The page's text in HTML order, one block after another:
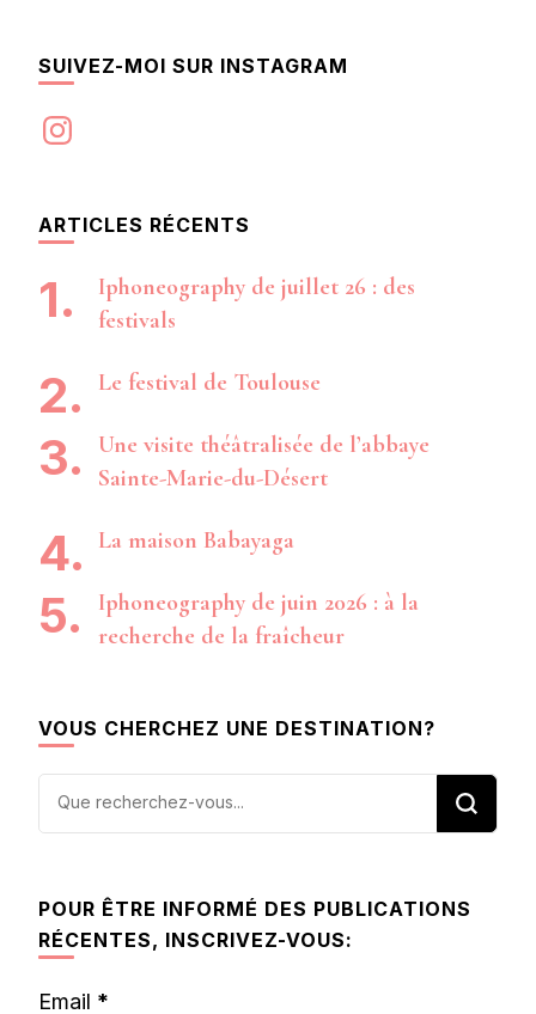
SUIVEZ-MOI SUR INSTAGRAM
Instagram
ARTICLES RÉCENTS
Iphoneography de juillet 26 : des
festivals
Le festival de Toulouse
Une visite théâtralisée de l’abbaye
Sainte-Marie-du-Désert
La maison Babayaga
Iphoneography de juin 2026 : à la
recherche de la fraîcheur
VOUS CHERCHEZ UNE DESTINATION?
Vous
POUR ÊTRE INFORMÉ DES PUBLICATIONS
RÉCENTES, INSCRIVEZ-VOUS:
Email *